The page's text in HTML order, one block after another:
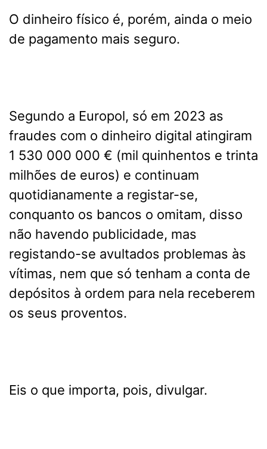
O dinheiro físico é, porém, ainda o meio
de pagamento mais seguro.
Segundo a Europol, só em 2023 as
fraudes com o dinheiro digital atingiram
1 530 000 000 € (mil quinhentos e trinta
milhões de euros) e continuam
quotidianamente a registar-se,
conquanto os bancos o omitam, disso
não havendo publicidade, mas
registando-se avultados problemas às
vítimas, nem que só tenham a conta de
depósitos à ordem para nela receberem
os seus proventos.
Eis o que importa, pois, divulgar.